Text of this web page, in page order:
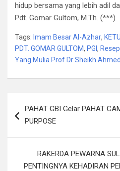
hidup bersama yang lebih adil
Pdt. Gomar Gultom, M.Th. (***)
Tags: Imam Besar Al-Azhar,
PDT. GOMAR GULTOM, PGI,
Yang Mulia Prof Dr Sheikh
navigation
PAHAT GBI Gelar PAHAT
PURPOSE
RAKERDA PEWARNA
PENTINGNYA KEHADIRAN